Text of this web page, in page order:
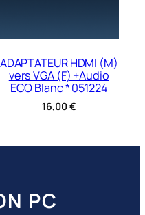
ADAPTATEUR HDMI (M)
vers VGA (F) +Audio
ECO Blanc * 051224
16,00€
PC